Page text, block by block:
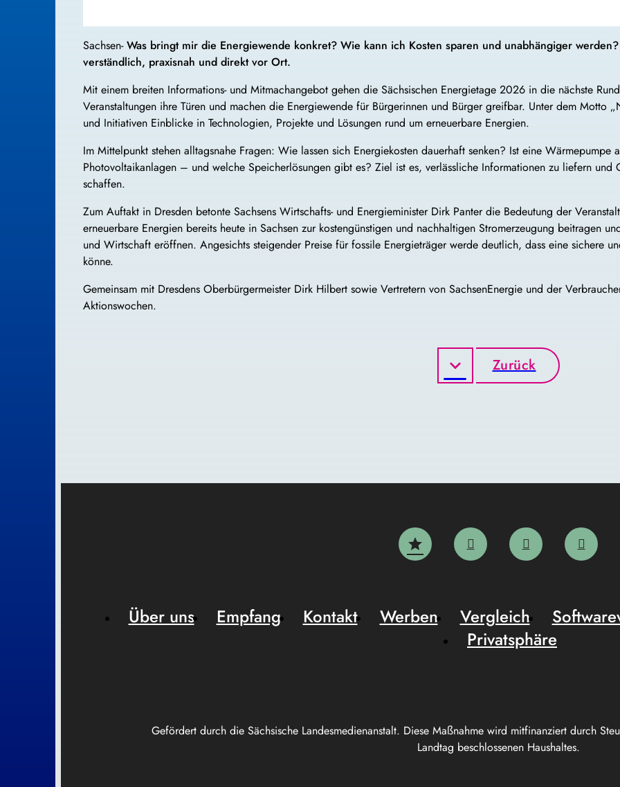
Sachsen-Was bringt mir die Energiewende konkret? Wie kann ich Kosten sparen und unabhängiger
verständlich, praxisnah und direkt vor Ort.
Mit einem breiten Informations- und Mitmachangebot gehen die Sächsischen Energietage 2026 in die nächste
Veranstaltungen ihre Türen und machen die Energiewende für Bürgerinnen und Bürger greifbar. Unter dem Motto
und Initiativen Einblicke in Technologien, Projekte und Lösungen rund um erneuerbare Energien.
Im Mittelpunkt stehen alltagsnahe Fragen: Wie lassen sich Energiekosten dauerhaft senken? Ist eine
Photovoltaikanlagen – und welche Speicherlösungen gibt es? Ziel ist es, verlässliche Informationen zu liefern und
schaffen.
Zum Auftakt in Dresden betonte Sachsens Wirtschafts- und Energieminister Dirk Panter die Bedeutung der
erneuerbare Energien bereits heute in Sachsen zur kostengünstigen und nachhaltigen Stromerzeugung beitragen
und Wirtschaft eröffnen. Angesichts steigender Preise für fossile Energieträger werde deutlich, dass eine sichere
könne.
Gemeinsam mit Dresdens Oberbürgermeister Dirk Hilbert sowie Vertretern von SachsenEnergie und der
Aktionswochen.
Zurück
Gefördert durch die Sächsische Landesmedienanstalt. Diese Maßnahme wird mitfinanziert durch
Landtag beschlossenen Haushaltes.
Über uns Empfang Kontakt Werben Vergleich
Privatsphäre